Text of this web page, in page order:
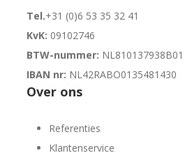
Tel.+31 (0)6 53 35 32 41
KvK: 09102746
BTW-nummer: NL810137938B01
IBAN nr: NL42RABO0135481430
Over ons
Referenties
Klantenservice